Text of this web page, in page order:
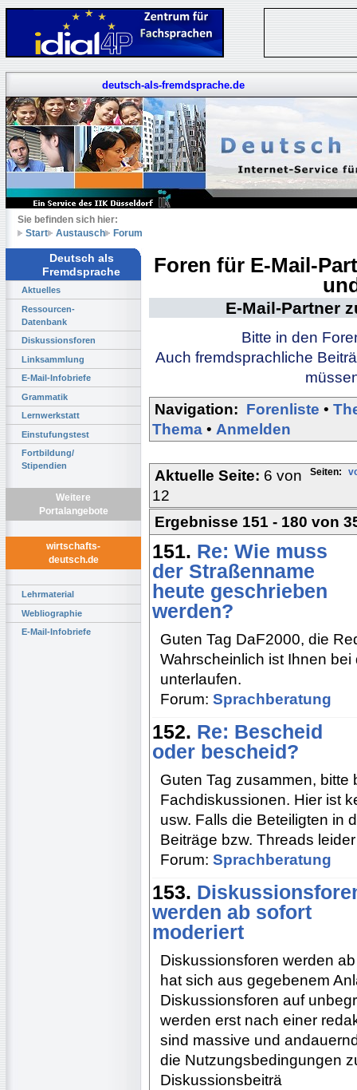
deutsch-als-fremdsprache.de
Sie befinden sich hier:
Start
Austausch Forum
Deutsch als
Fremdsprache
Aktuelles
Ressourcen-
Datenbank
Diskussionsforen
Linksammlung
E-Mail-Infobriefe
Grammatik
Lernwerkstatt
Einstufungstest
Fortbildung/
Stipendien
Weitere
Portalangebote
wirtschafts-
deutsch.de
Lehrmaterial
Webliographie
E-Mail-Infobriefe
Foren für E-Mail-
E-Mail-Partner
Bitte in den
Auch fremdsprachliche
Navigation: Forenliste •
Thema • Anmelden
Seiten:
Aktuelle Seite: 6 von
12
Ergebnisse 151 - 180 von
151. Re: Wie muss
der Straßenname
heute geschrieben
werden?
Guten Tag DaF2000, die
Wahrscheinlich ist Ihnen
unterlaufen.
Forum: Sprachberatung
152. Re: Bescheid
oder bescheid?
Guten Tag zusammen,
Fachdiskussionen. Hier ist
usw. Falls die Beteiligten in
Beiträge bzw. Threads
Forum: Sprachberatung
153.
werden ab sofort
moderiert
Diskussionsforen werden
hat sich aus gegebenem
Diskussionsforen auf
werden erst nach einer
sind massive und
die Nutzungsbedingungen
Diskussionsbeiträ